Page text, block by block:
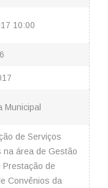
10:00
Municipal
de Serviços
na área de Gestão
Prestação de
Convênios da